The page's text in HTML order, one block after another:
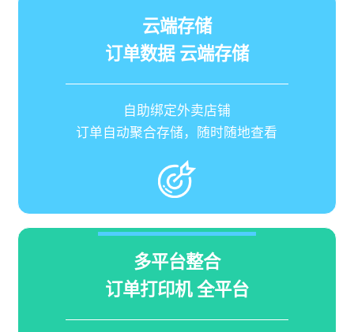
云端存储
订单数据 云端存储
自助绑定外卖店铺
订单自动聚合存储，随时随地查看
多平台整合
订单打印机 全平台